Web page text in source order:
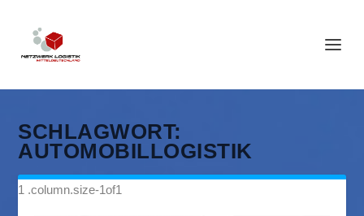
SCHLAGWORT:
AUTOMOBILLOGISTIK